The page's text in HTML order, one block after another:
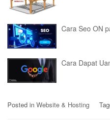
Cara Seo ON
Cara Dapat
Posted in Website & Hosting